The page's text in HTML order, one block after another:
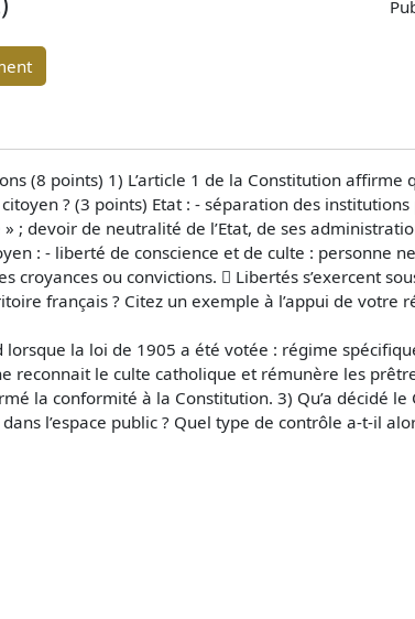
(8 points) 1) L’article 1 de la Constitution affirme
? (3 points) Etat : - séparation des
; devoir de neutralité de l’Etat, de ses
: - liberté de conscience et de culte : personne
ou convictions.  Libertés s’exercent
français ? Citez un exemple à l’appui de votre
la loi de 1905 a été votée : régime
reconnait le culte catholique et rémunère les
la conformité à la Constitution. 3) Qu’a décidé le
l’espace public ? Quel type de contrôle a-t-il